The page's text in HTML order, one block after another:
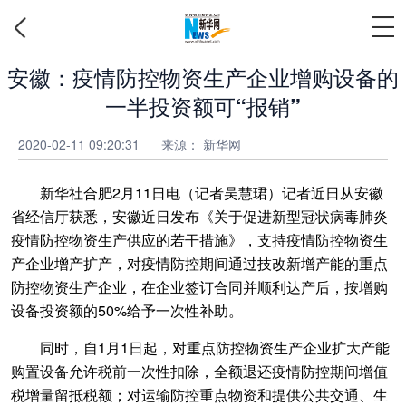
安徽：疫情防控物资生产企业增购设备的
一半投资额可“报销”
2020-02-11 09:20:31 来源： 新华网
新华社合肥2月11日电（记者吴慧珺）记者近日从安徽
省经信厅获悉，安徽近日发布《关于促进新型冠状病毒肺炎
疫情防控物资生产供应的若干措施》，支持疫情防控物资生
产企业增产扩产，对疫情防控期间通过技改新增产能的重点
防控物资生产企业，在企业签订合同并顺利达产后，按增购
设备投资额的50%给予一次性补助。
同时，自1月1日起，对重点防控物资生产企业扩大产能
购置设备允许税前一次性扣除，全额退还疫情防控期间增值
税增量留抵税额；对运输防控重点物资和提供公共交通、生